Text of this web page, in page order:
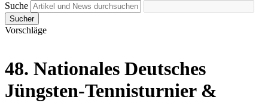
Suche
Sucher
Vorschläge
48. Nationales Deutsches
Jüngsten-Tennisturnier &